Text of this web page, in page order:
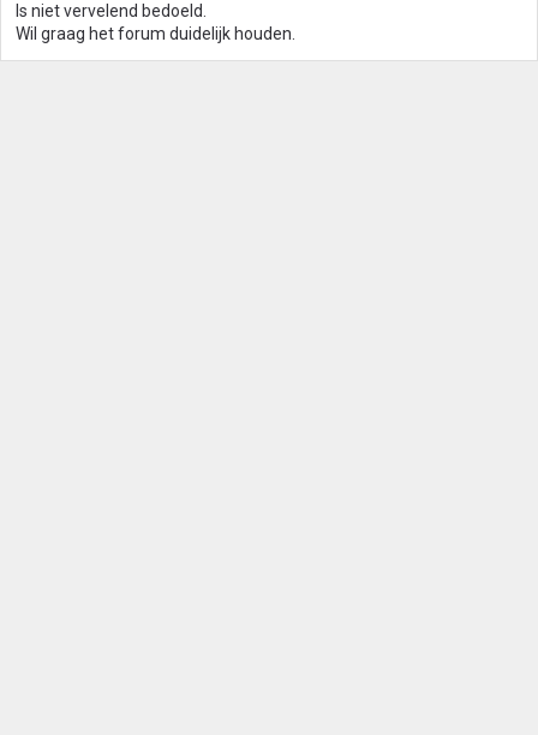
Is niet vervelend bedoeld.
Wil graag het forum duidelijk houden.